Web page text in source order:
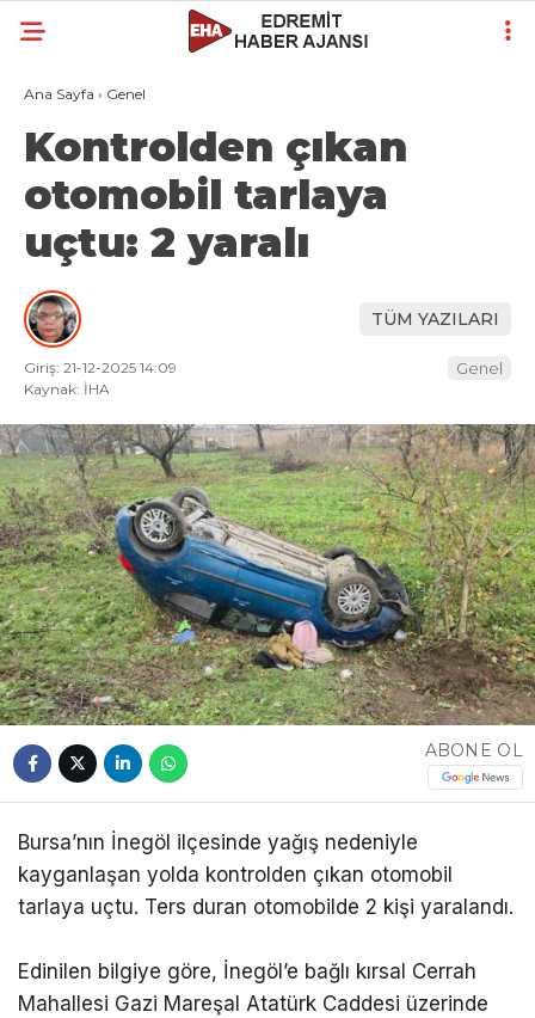
Ana Sayfa › Genel
Kontrolden çıkan
otomobil tarlaya
uçtu: 2 yaralı
TÜM YAZILARI
Giriş: 21-12-2025 14:09
Kaynak: İHA
Genel
ABONE OL
Bursa’nın İnegöl ilçesinde yağış nedeniyle
kayganlaşan yolda kontrolden çıkan otomobil
tarlaya uçtu. Ters duran otomobilde 2 kişi yaralandı.
Edinilen bilgiye göre, İnegöl’e bağlı kırsal Cerrah
Mahallesi Gazi Mareşal Atatürk Caddesi üzerinde